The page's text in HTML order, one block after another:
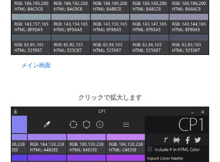
メイン画面
クリックで拡大します